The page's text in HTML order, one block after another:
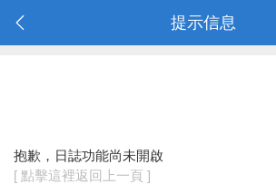
提示信息
抱歉，日誌功能尚未開啟
[ 點擊這裡返回上一頁 ]